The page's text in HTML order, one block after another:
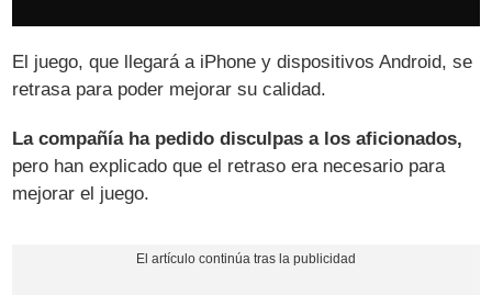
El juego, que llegará a iPhone y dispositivos Android, se
retrasa para poder mejorar su calidad.
La compañía ha pedido disculpas a los aficionados,
pero han explicado que el retraso era necesario para
mejorar el juego.